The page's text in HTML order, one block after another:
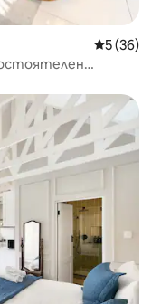
Средна
5 (36)